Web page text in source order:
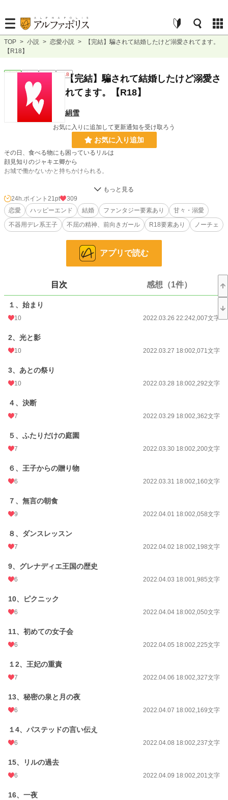
TOP > 小説 > 恋愛小説 >
【完結】騙されて結婚したけど溺愛されてます。
【R18】
恋愛 完結 長編 R18【完結】騙されて結婚したけど溺愛さ
れてます。【R18】
絹雪
お気に入りに追加して更新通知を受け取ろう
お気に入り追加
その日、食べる物にも困っているリルは
顔見知りのジャキエ卿から
お城で働かないかと持ちかけられる。
胡散臭さを感じながらも、高いお給金に釣られ
すぐにお城で働くことを決意するリルだったが……。
やはり上手い話には裏があって⁉︎
騙されたと気付いた時にはもう遅かった……。
⭐︎ミラクルファンタジー官能ラブロマンス⭐︎
…に、なるかも知れない(^◇^;)
＊題名を変更しました
「騙されて結婚させられた件」
「騙されて結婚したけど溺愛されてます。」
小説
お気に入り 221
文字数
初回公開日時
初回完結日時 2022.05.04 18:10
週間ポイント
月間ポイント 561 pt (32,878 位)
年間ポイント
累計ポイント 233,665 pt (18,075 位)
24h.ポイント 21pt
309
恋愛
ハッピーエンド 結婚 ファンタジー要素あり
甘々・溺愛
不器用デレ系王子
不屈の精神、前向きガール R18要素あり ノーチェ
アプリで読む
目次 感想（1件）
１、始まり
10 2022.03.26 22:242,007文字
2、光と影
10 2022.03.27 18:002,071文字
3、あとの祭り
10 2022.03.28 18:002,292文字
４、決断
7 2022.03.29 18:002,362文字
５、ふたりだけの庭園
7 2022.03.30 18:002,200文字
６、王子からの贈り物
6 2022.03.31 18:002,160文字
７、無言の朝食
9 2022.04.01 18:002,058文字
８、ダンスレッスン
7 2022.04.02 18:002,198文字
9、グレナディエ王国の歴史
6 2022.04.03 18:001,985文字
10、ピクニック
6 2022.04.04 18:002,050文字
11、初めての女子会
6 2022.04.05 18:002,225文字
１2、王妃の重責
7 2022.04.06 18:002,327文字
13、秘密の泉と月の夜
6 2022.04.07 18:002,169文字
１4、パステッドの言い伝え
6 2022.04.08 18:002,237文字
15、リルの過去
6 2022.04.09 18:002,201文字
16、一夜